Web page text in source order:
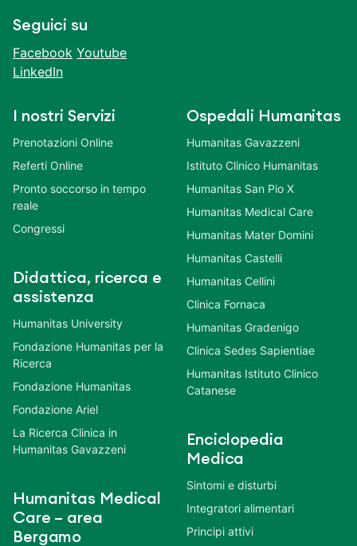
Seguici su
Facebook Youtube
LinkedIn
I nostri Servizi
Prenotazioni Online
Referti Online
Pronto soccorso in tempo
reale
Congressi
Didattica, ricerca e
assistenza
Humanitas University
Fondazione Humanitas per la
Ricerca
Fondazione Humanitas
Fondazione Ariel
La Ricerca Clinica in
Humanitas Gavazzeni
Humanitas Medical
Care – area
Bergamo
Ospedali Humanitas
Humanitas Gavazzeni
Istituto Clinico Humanitas
Humanitas San Pio X
Humanitas Medical Care
Humanitas Mater Domini
Humanitas Castelli
Humanitas Cellini
Clinica Fornaca
Humanitas Gradenigo
Clinica Sedes Sapientiae
Humanitas Istituto Clinico
Catanese
Enciclopedia
Medica
Sintomi e disturbi
Integratori alimentari
Principi attivi